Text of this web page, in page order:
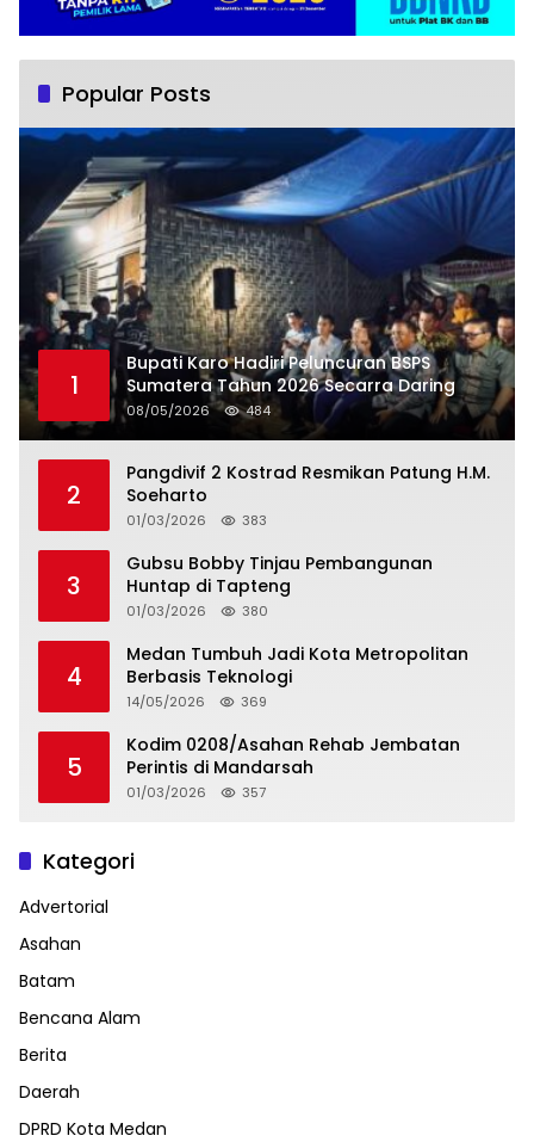
Popular Posts
1
Bupati Karo Hadiri Peluncuran BSPS
Sumatera Tahun 2026 Secarra Daring
08/05/2026 484
2
Pangdivif 2 Kostrad Resmikan Patung H.M.
Soeharto
01/03/2026 383
3
Gubsu Bobby Tinjau Pembangunan
Huntap di Tapteng
01/03/2026 380
4
Medan Tumbuh Jadi Kota Metropolitan
Berbasis Teknologi
14/05/2026 369
5
Kodim 0208/Asahan Rehab Jembatan
Perintis di Mandarsah
01/03/2026 357
Kategori
Advertorial
Asahan
Batam
Bencana Alam
Berita
Daerah
DPRD Kota Medan